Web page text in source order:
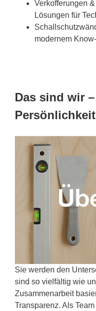
Verkofferungen
Lösungen für
modernem
Das sind wir
Persönlichkeit
Sie werden den
sind so vielfältig wie
Zusammenarbeit
Transparenz. Als